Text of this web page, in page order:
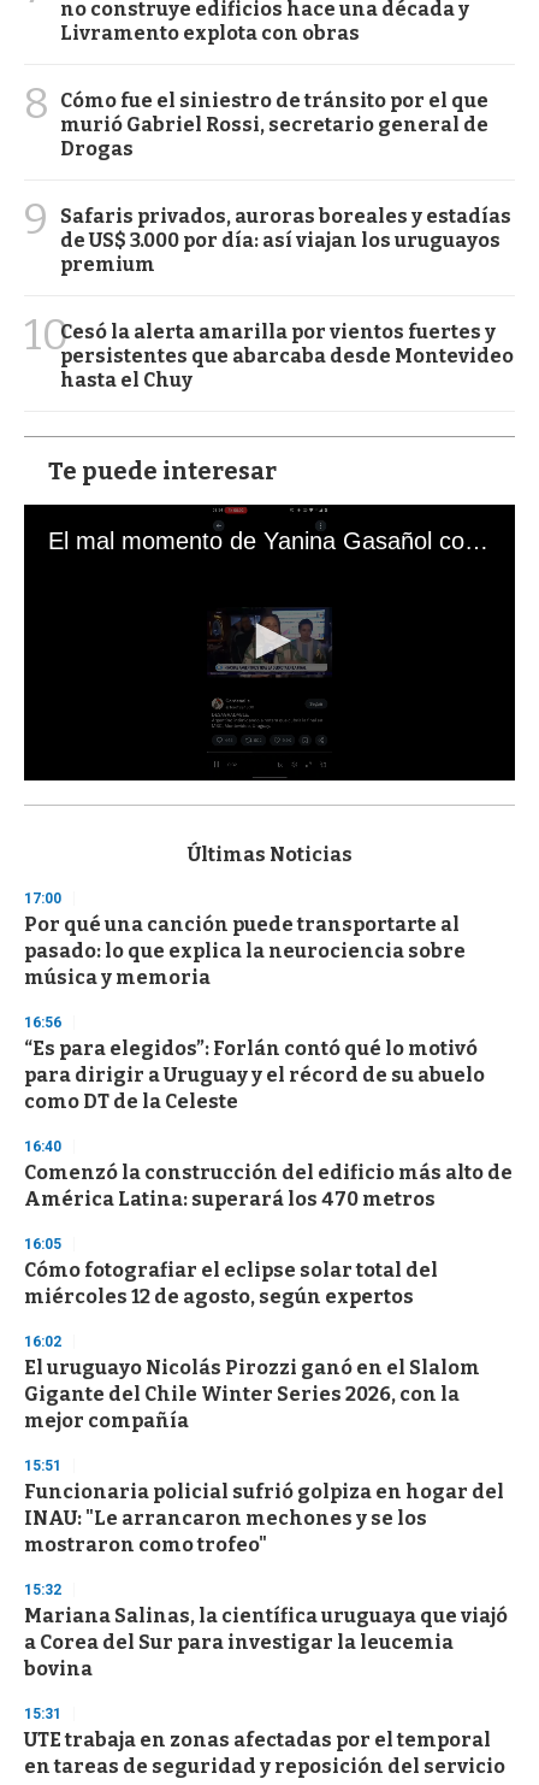
no construye edificios hace una década y
Livramento explota con obras
8
Cómo fue el siniestro de tránsito por el que
murió Gabriel Rossi, secretario general de
Drogas
9
Safaris privados, auroras boreales y estadías
de US$ 3.000 por día: así viajan los uruguayos
premium
10Cesó la alerta amarilla por vientos fuertes y
persistentes que abarcaba desde Montevideo
hasta el Chuy
Te puede interesar
El mal momento de Yanina Gasañol con un hincha argentino en "Subrayado"
s
d
s
o
f
3
s
e
o
n
Últimas Noticias
17:00
Por qué una canción puede transportarte al
pasado: lo que explica la neurociencia sobre
música y memoria
16:56
“Es para elegidos”: Forlán contó qué lo motivó
para dirigir a Uruguay y el récord de su abuelo
como DT de la Celeste
16:40
Comenzó la construcción del edificio más alto de
América Latina: superará los 470 metros
16:05
Cómo fotografiar el eclipse solar total del
miércoles 12 de agosto, según expertos
16:02
El uruguayo Nicolás Pirozzi ganó en el Slalom
Gigante del Chile Winter Series 2026, con la
mejor compañía
15:51
Funcionaria policial sufrió golpiza en hogar del
INAU: "Le arrancaron mechones y se los
mostraron como trofeo"
15:32
Mariana Salinas, la científica uruguaya que viajó
a Corea del Sur para investigar la leucemia
bovina
15:31
UTE trabaja en zonas afectadas por el temporal
en tareas de seguridad y reposición del servicio